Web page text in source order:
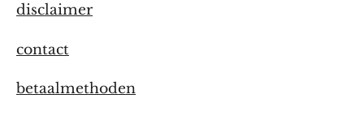
disclaimer
contact
betaalmethoden